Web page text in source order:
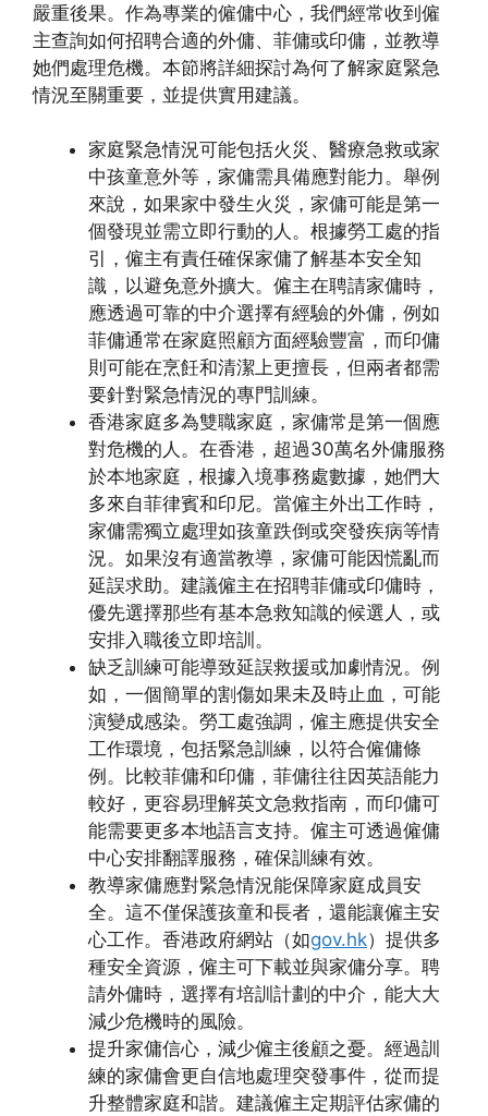
嚴重後果。作為專業的僱傭中心，我們經常收到僱
主查詢如何招聘合適的外傭、菲傭或印傭，並教導
她們處理危機。本節將詳細探討為何了解家庭緊急
情況至關重要，並提供實用建議。
家庭緊急情況可能包括火災、醫療急救或家
中孩童意外等，家傭需具備應對能力。舉例
來說，如果家中發生火災，家傭可能是第一
個發現並需立即行動的人。根據勞工處的指
引，僱主有責任確保家傭了解基本安全知
識，以避免意外擴大。僱主在聘請家傭時，
應透過可靠的中介選擇有經驗的外傭，例如
菲傭通常在家庭照顧方面經驗豐富，而印傭
則可能在烹飪和清潔上更擅長，但兩者都需
要針對緊急情況的專門訓練。
香港家庭多為雙職家庭，家傭常是第一個應
對危機的人。在香港，超過30萬名外傭服務
於本地家庭，根據入境事務處數據，她們大
多來自菲律賓和印尼。當僱主外出工作時，
家傭需獨立處理如孩童跌倒或突發疾病等情
況。如果沒有適當教導，家傭可能因慌亂而
延誤求助。建議僱主在招聘菲傭或印傭時，
優先選擇那些有基本急救知識的候選人，或
安排入職後立即培訓。
缺乏訓練可能導致延誤救援或加劇情況。例
如，一個簡單的割傷如果未及時止血，可能
演變成感染。勞工處強調，僱主應提供安全
工作環境，包括緊急訓練，以符合僱傭條
例。比較菲傭和印傭，菲傭往往因英語能力
較好，更容易理解英文急救指南，而印傭可
能需要更多本地語言支持。僱主可透過僱傭
中心安排翻譯服務，確保訓練有效。
教導家傭應對緊急情況能保障家庭成員安
全。這不僅保護孩童和長者，還能讓僱主安
心工作。香港政府網站（如gov.hk）提供多
種安全資源，僱主可下載並與家傭分享。聘
請外傭時，選擇有培訓計劃的中介，能大大
減少危機時的風險。
提升家傭信心，減少僱主後顧之憂。經過訓
練的家傭會更自信地處理突發事件，從而提
升整體家庭和諧。建議僱主定期評估家傭的